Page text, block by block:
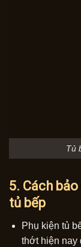
Tủ
5. Cách
tủ bếp
Phụ kiện tủ
thớt hiện nay